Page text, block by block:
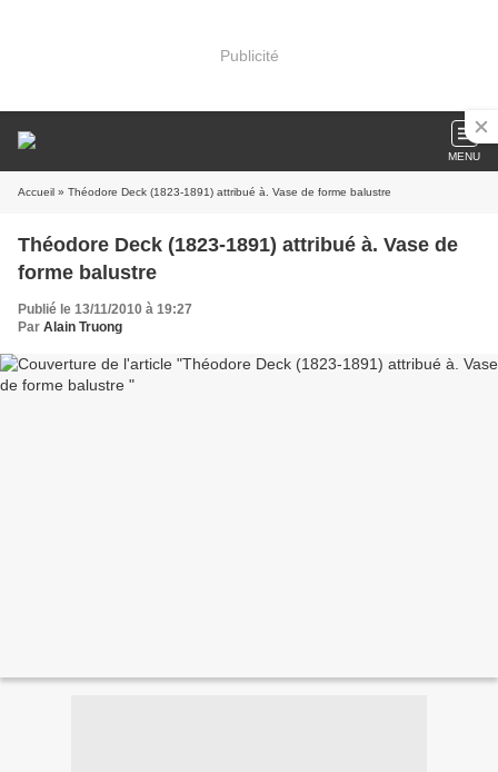
Publicité
MENU
Accueil » Théodore Deck (1823-1891) attribué à. Vase de forme balustre
Théodore Deck (1823-1891) attribué à. Vase de
forme balustre
Publié le 13/11/2010 à 19:27
Par Alain Truong